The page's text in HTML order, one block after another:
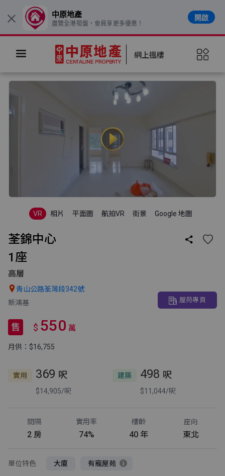
網上搵樓
VR 相片 平面圖 航拍VR 街景 Google 地圖
荃錦中心 
1座
高層
青山公路荃灣段342號
新鴻基
屋苑專頁
售 $ 550 萬
月供：$16,755
實用 369 呎
$14,905/呎
建築 498 呎
$11,044/呎
間隔
2 房
實用率
74%
樓齡
40 年
座向
東北
單位特色 大廈 有寵屋苑
× 中原地產
盡覽全港筍盤，會員享更多優惠！
開啟